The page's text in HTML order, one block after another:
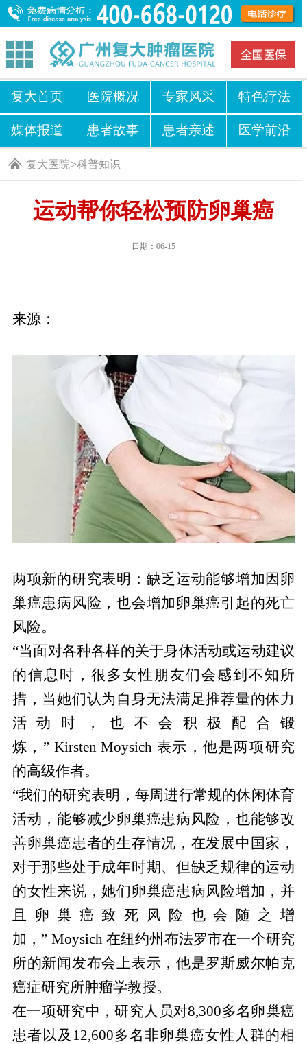
复大首页 医院概况 专家风采 特色疗法
媒体报道 患者故事 患者亲述 医学前沿
复大医院>科普知识
运动帮你轻松预防卵巢癌
日期：06-15
来源：
两项新的研究表明：缺乏运动能够增加因卵
巢癌患病风险，也会增加卵巢癌引起的死亡
风险。
“当面对各种各样的关于身体活动或运动建议
的信息时，很多女性朋友们会感到不知所
措，当她们认为自身无法满足推荐量的体力
活动时，也不会积极配合锻
炼，” Kirsten Moysich 表示，他是两项研究
的高级作者。
“我们的研究表明，每周进行常规的休闲体育
活动，能够减少卵巢癌患病风险，也能够改
善卵巢癌患者的生存情况，在发展中国家，
对于那些处于成年时期、但缺乏规律的运动
的女性来说，她们卵巢癌患病风险增加，并
且卵巢癌致死风险也会随之增
加，” Moysich 在纽约州布法罗市在一个研究
所的新闻发布会上表示，他是罗斯威尔帕克
癌症研究所肿瘤学教授。
在一项研究中，研究人员对8,300多名卵巢癌
患者以及12,600多名非卵巢癌女性人群的相